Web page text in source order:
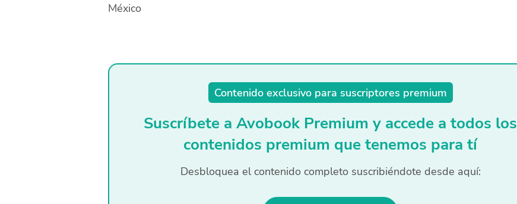
México
Contenido exclusivo para suscriptores premium
Suscríbete a Avobook Premium y accede a todos los
contenidos premium que tenemos para tí
Desbloquea el contenido completo suscribiéndote desde aquí: